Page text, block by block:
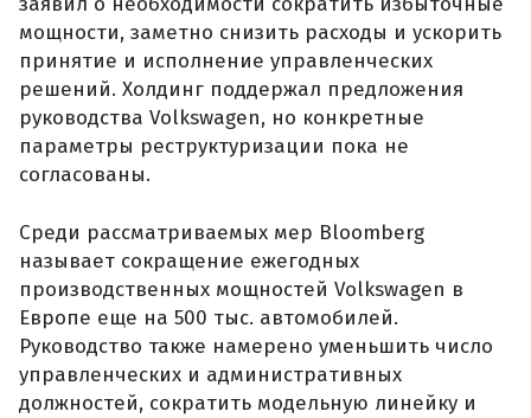
мощности, заметно снизить расходы и ускорить
принятие и исполнение управленческих
решений. Холдинг поддержал предложения
руководства Volkswagen, но конкретные
параметры реструктуризации пока не
согласованы.
Среди рассматриваемых мер Bloomberg
называет сокращение ежегодных
производственных мощностей Volkswagen в
Европе еще на 500 тыс. автомобилей.
Руководство также намерено уменьшить число
управленческих и административных
должностей, сократить модельную линейку и